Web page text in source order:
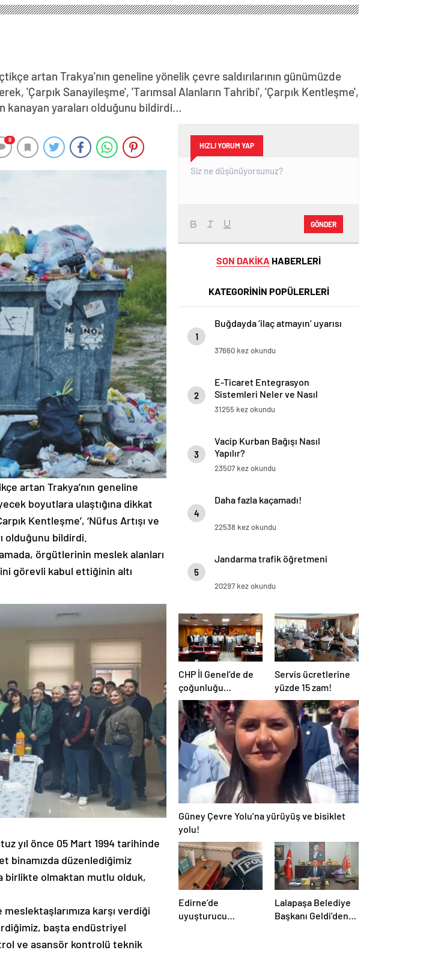
artan Trakya'nın geneline yönelik çevre saldırılarının günümüzde
'Çarpık Sanayileşme', 'Tarımsal Alanların Tahribi', 'Çarpık Kentleşme',
kanayan yaraları olduğunu bildirdi…
0
artan Trakya’nın geneline
boyutlara ulaştığına dikkat
Kentleşme’, ‘Nüfus Artışı ve
olduğunu bildirdi.
örgütlerinin meslek alanları
görevli kabul ettiğinin altı
yıl önce 05 Mart 1994 tarihinde
binamızda düzenlediğimiz
birlikte olmaktan mutlu olduk,
karşı verdiği
başta endüstriyel
ve asansör kontrolü teknik
HIZLI YORUM YAP
GÖNDER
SON DAKİKA HABERLERİ
KATEGORİNİN POPÜLERLERİ
1
Buğdayda ‘ilaç atmayın’ uyarısı
37660 kez okundu
2
E-Ticaret Entegrasyon
Sistemleri Neler ve Nasıl
Yapılır?
31255 kez okundu
3
Vacip Kurban Bağışı Nasıl
Yapılır?
23507 kez okundu
4
Daha fazla kaçamadı!
22538 kez okundu
5
Jandarma trafik öğretmeni
20297 kez okundu
CHP İl Genel’de de
çoğunluğu
kaybetti!
Servis ücretlerine
yüzde 15 zam!
Güney Çevre Yolu’na yürüyüş ve bisiklet
yolu!
Edirne’de
uyuşturucu
Lalapaşa Belediye
Başkanı Geldi’den